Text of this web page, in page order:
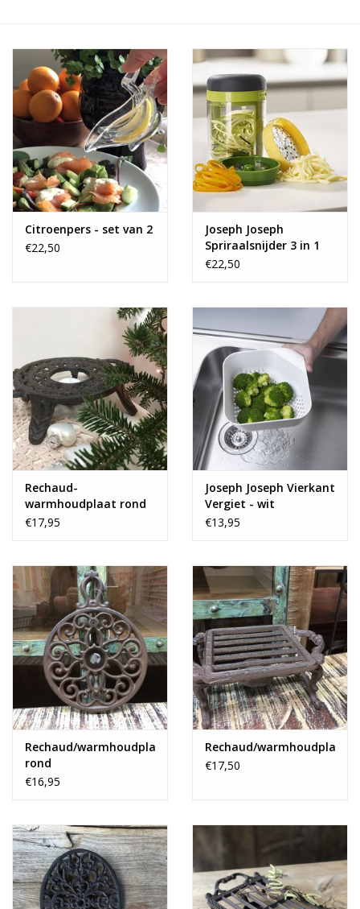
NIEUW!
Sale!
Kleuren
Citroenpers - set van 2
€22,50
Joseph Joseph
Spriraalsnijder 3 in 1
€22,50
Rechaud-
warmhoudplaat rond
€17,95
Joseph Joseph Vierkant
Vergiet - wit
€13,95
Rechaud/warmhoudplaat
rond
€16,95
Rechaud/warmhoudplaat
€17,50